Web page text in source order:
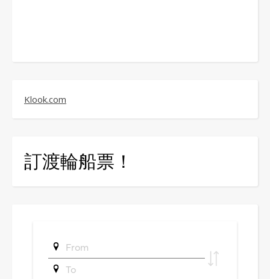
Klook.com
訂渡輪船票！